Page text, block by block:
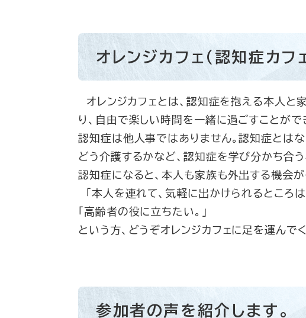
オレンジカフェ（認知症カフェ
オレンジカフェとは、認知症を抱える本人と
り、自由で楽しい時間を一緒に過ごすことがで
認知症は他人事ではありません。認知症とは
どう介護するかなど、認知症を学び分かち合う
認知症になると、本人も家族も外出する機会が
「本人を連れて、気軽に出かけられるところは
「高齢者の役に立ちたい。」
という方、どうぞオレンジカフェに足を運んでく
参加者の声を紹介します。